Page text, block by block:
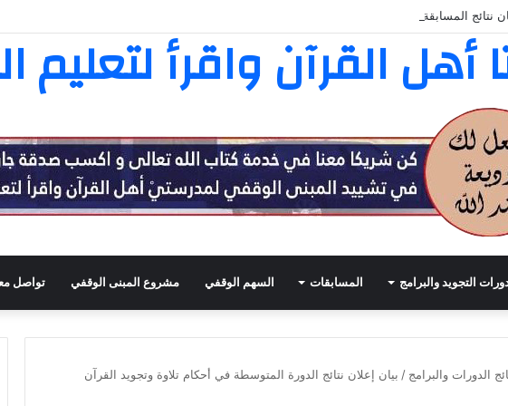
نتائج المسابقة الثامنة عشرة في تفسير القرآن الكريم
القرآن واقرأ لتعليم
التجويد والبرامج المسابقات السهم الوقفي مشروع المبنى الوقفي تواصل
الدورات والبرامج / بيان إعلان نتائج الدورة المتوسطة في أحكام تلاوة وتجويد القرآن